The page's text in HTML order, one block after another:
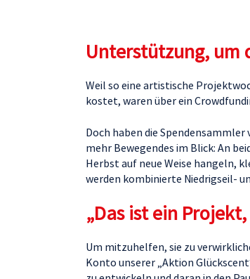
Unterstützung, um
Weil so eine artistische
kostet, waren über ein
Doch haben die Spendensammler
mehr Bewegendes im Blick: An
Herbst auf neue Weise hangeln,
werden kombinierte Niedrigseil-
„Das ist ein
Um mitzuhelfen, sie zu
Konto unserer „Aktion